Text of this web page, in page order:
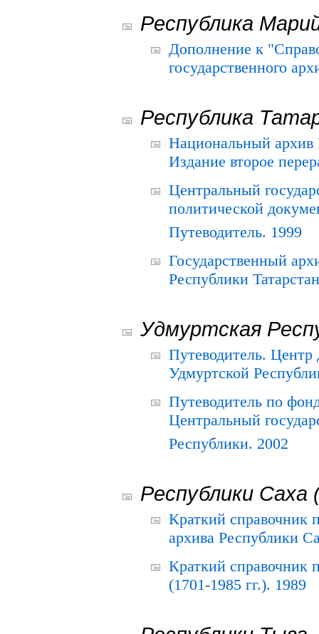
Республика
Дополнение к
государственного
Республика
Национальный архив
Издание второе
Центральный
политической
Путеводитель. 1999
Государственный
Республики
Удмуртская
Путеводитель.
Удмуртской
Путеводитель по
Центральный
Республики. 2002
Республики Саха
Краткий справочник
архива Республики
Краткий
(1701-1985 гг.). 1989